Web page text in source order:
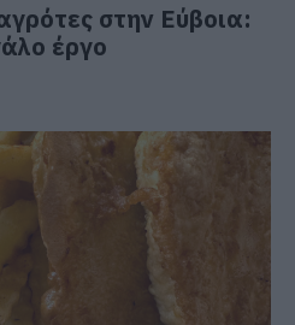
στην Εύβοια:
έργο